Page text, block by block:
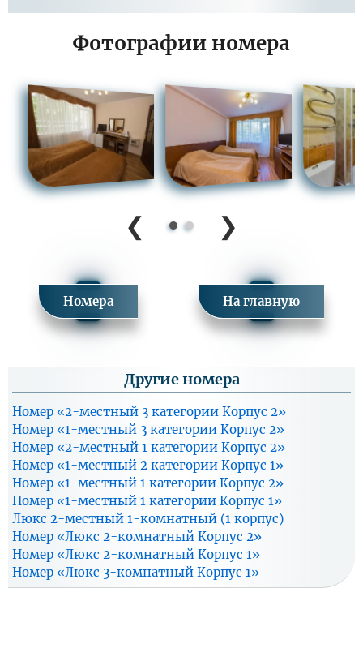
Тариф
основного
места
Цена доп.
места
Цена за
осн.
место
реб.
Программа лечения
«Общетерапевтическая».
7 200 - 0
Программа «Тонус» 9 400 - 0
Программа лечения
9 400 0
Программа "Дыши
6 840
Программа
6 480 -
комплексная» для детей
от 4-х до 14-и лет
-
Заезд в периоде 31.08.2026 - 15.11.2026
Тариф
Цена
основного
места
Цена доп.
места
Программа лечения
8 050 -
Программа «Тонус» 10 350
Программа лечения
«Женское здоровье».
10 350 -
свобобно"
7 650
Программа лечения
«Здоровый ребенок» - 5 150
Фотографии номера
❮ ❯
Номера На главную
Другие номера
Номер «2-местный 3 категории Корпус 2»
Номер «1-местный 3 категории Корпус 2»
Номер «2-местный 1 категории Корпус 2»
Номер «1-местный 2 категории Корпус 1»
Номер «1-местный 1 категории Корпус 2»
Номер «1-местный 1 категории Корпус 1»
Люкс 2-местный 1-комнатный (1 корпус)
Номер «Люкс 2-комнатный Корпус 2»
Номер «Люкс 2-комнатный Корпус 1»
Номер «Люкс 3-комнатный Корпус 1»